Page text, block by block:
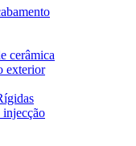
cerâmica
exterior
injecção